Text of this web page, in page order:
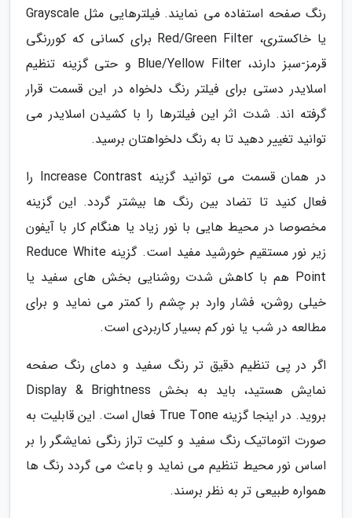
رنگ صفحه استفاده می نمایند. فیلترهایی مثل Grayscale
یا خاکستری، Red/Green Filter برای کسانی که کوررنگی
قرمز-سبز دارند، Blue/Yellow Filter و حتی گزینه تنظیم
اسلایدر دستی برای فیلتر رنگ دلخواه در این قسمت قرار
گرفته اند. شدت اثر این فیلترها را با کشیدن اسلایدر می
توانید تغییر دهید تا به رنگ دلخواهتان برسید.
در همان قسمت می توانید گزینه Increase Contrast را
فعال کنید تا تضاد بین رنگ ها بیشتر گردد. این گزینه
مخصوصا در محیط هایی با نور زیاد یا هنگام کار با آیفون
زیر نور مستقیم خورشید مفید است. گزینه Reduce White
Point هم با کاهش شدت روشنایی بخش های سفید یا
خیلی روشن، فشار وارد بر چشم را کمتر می نماید و برای
مطالعه در شب یا نور کم بسیار کاربردی است.
اگر در پی تنظیم دقیق تر رنگ سفید و دمای رنگ صفحه
نمایش هستید، باید به بخش Display & Brightness
بروید. در اینجا گزینه True Tone فعال است. این قابلیت به
صورت اتوماتیک رنگ سفید و کلیت تراز رنگی نمایشگر را بر
اساس نور محیط تنظیم می نماید و باعث می گردد رنگ ها
همواره طبیعی تر به نظر برسند.